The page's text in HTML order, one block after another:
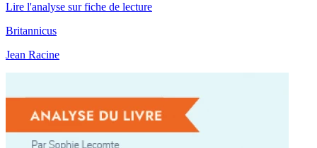
Lire l'analyse sur fiche de lecture
Britannicus
Jean Racine